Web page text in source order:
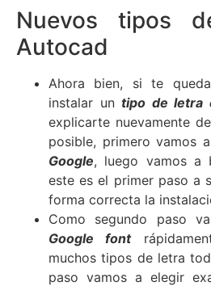
Nuevos tipos
Autocad
Ahora bien, si te
instalar un tipo de letra
explicarte nuevamente
posible, primero vamos
Google, luego vamos a
este es el primer paso a
forma correcta la
Como segundo paso
Google font
muchos tipos de letra
paso vamos a elegir